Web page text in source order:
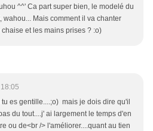
^^' Ca part super bien, le modelé du
wahou... Mais comment il va chanter
et les mains prises ? :o)
tu es gentille....;o) mais je dois dire qu'il
du tout....j' ai largement le temps d'en
ou de<br /> l'améliorer....quant au tien